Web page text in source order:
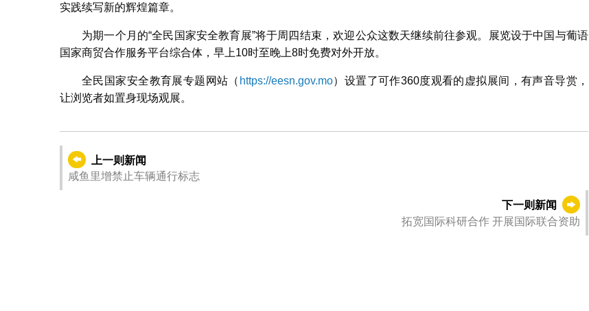
实践续写新的辉煌篇章。
为期一个月的“全民国家安全教育展”将于周四结束，欢迎公众这数天继续前往参观。展览设于中国与葡语
国家商贸合作服务平台综合体，早上10时至晚上8时免费对外开放。
全民国家安全教育展专题网站（ https://eesn.gov.mo）设置了可作360度观看的虚拟展间，有声音导赏，
让浏览者如置身现场观展。
上一则新闻
咸鱼里增禁止车辆通行标志
下一则新闻
拓宽国际科研合作 开展国际联合资助